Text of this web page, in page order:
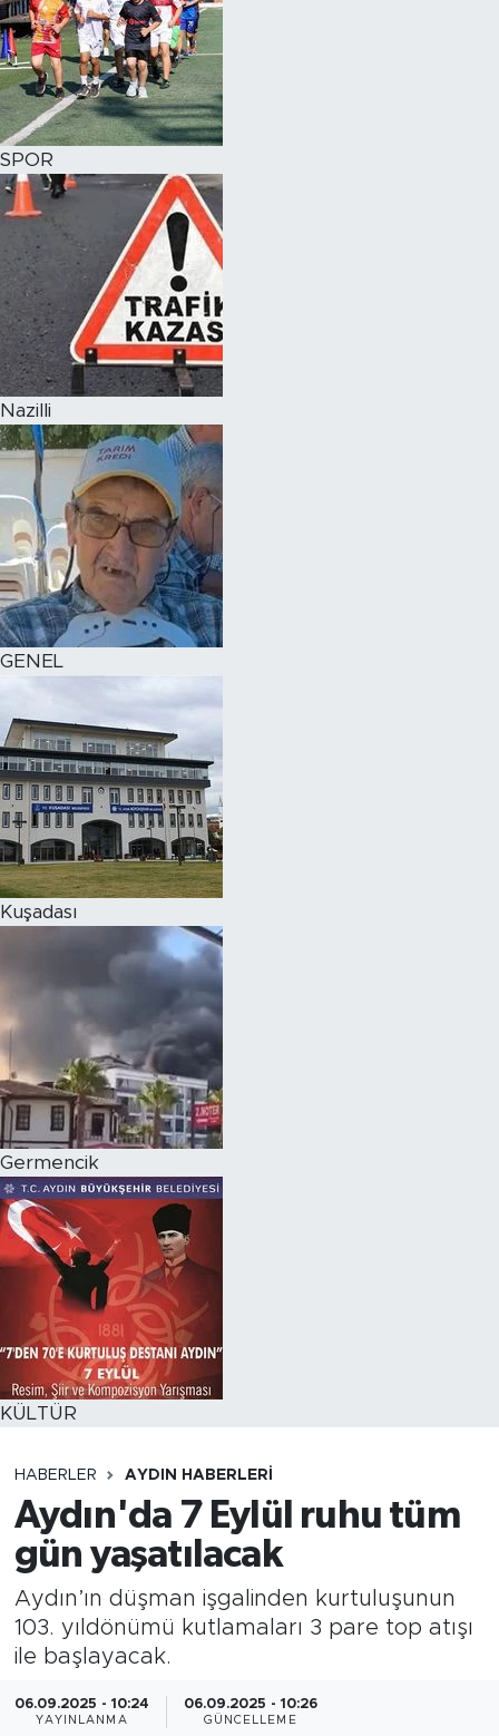
SPOR
Nazilli
GENEL
Kuşadası
Germencik
KÜLTÜR
HABERLER AYDIN HABERLERI
Aydın'da 7 Eylül ruhu tüm
gün yaşatılacak
Aydın’ın düşman işgalinden kurtuluşunun
103. yıldönümü kutlamaları 3 pare top atışı
ile başlayacak.
06.09.2025 - 10:24
YAYINLANMA
06.09.2025 - 10:26
GÜNCELLEME